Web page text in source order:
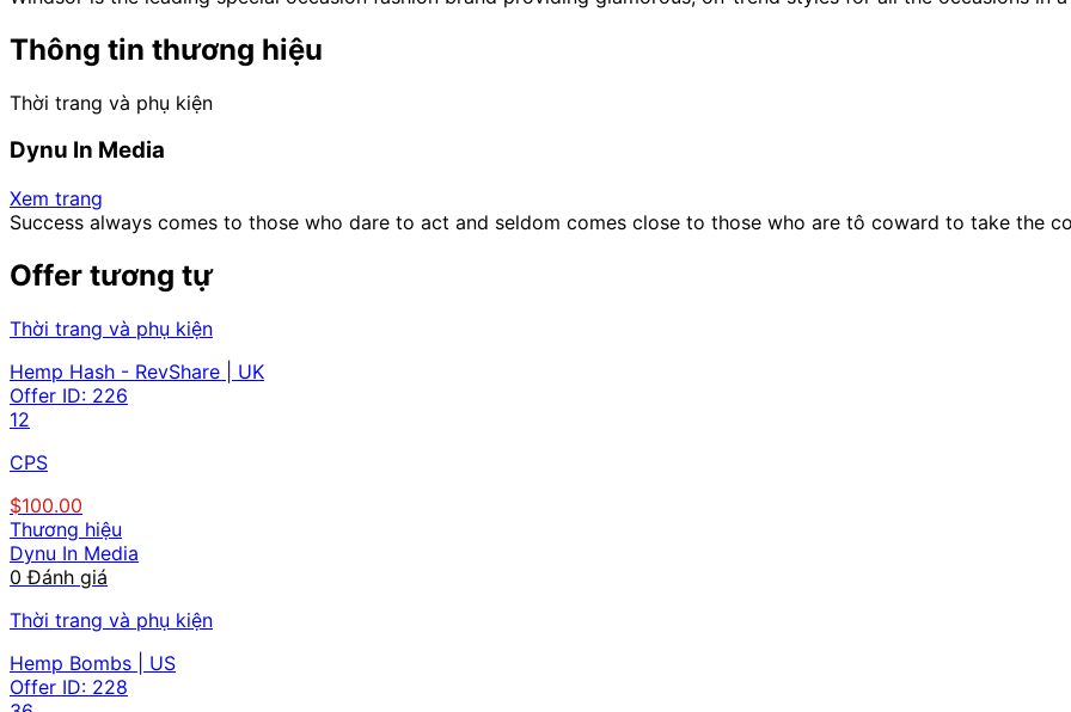
Thông tin thương hiệu
Thời trang và phụ kiện
Dynu In Media
Xem trang
Success always comes to those who dare to act and seldom comes close to those who are tô coward to take the
Offer tương tự
Thời trang và phụ kiện
Hemp Hash - RevShare | UK
Offer ID: 226
12
CPS
$100.00
Thương hiệu
Dynu In Media
0 Đánh giá
Thời trang và phụ kiện
Hemp Bombs | US
Offer ID: 228